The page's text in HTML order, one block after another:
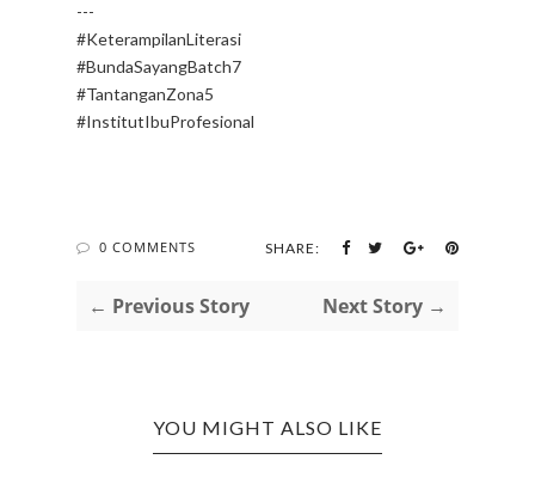
---
#KeterampilanLiterasi
#BundaSayangBatch7
#TantanganZona5
#InstitutIbuProfesional
0 COMMENTS SHARE:
← Previous Story Next Story →
YOU MIGHT ALSO LIKE